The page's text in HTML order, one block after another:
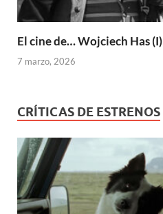
El cine de… Wojciech Has (I)
7 marzo, 2026
CRÍTICAS DE ESTRENOS